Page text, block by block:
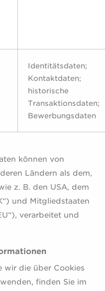
Identitätsdaten;
Kontaktdaten;
historische
Transaktionsdaten;
Bewerbungsdaten
können von
Ländern als dem,
z. B. den USA, dem
und Mitgliedstaaten
verarbeitet und
wir die über Cookies
finden Sie im